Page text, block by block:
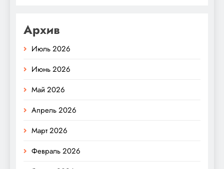
Архив
Июль 2026
Июнь 2026
Май 2026
Апрель 2026
Март 2026
Февраль 2026